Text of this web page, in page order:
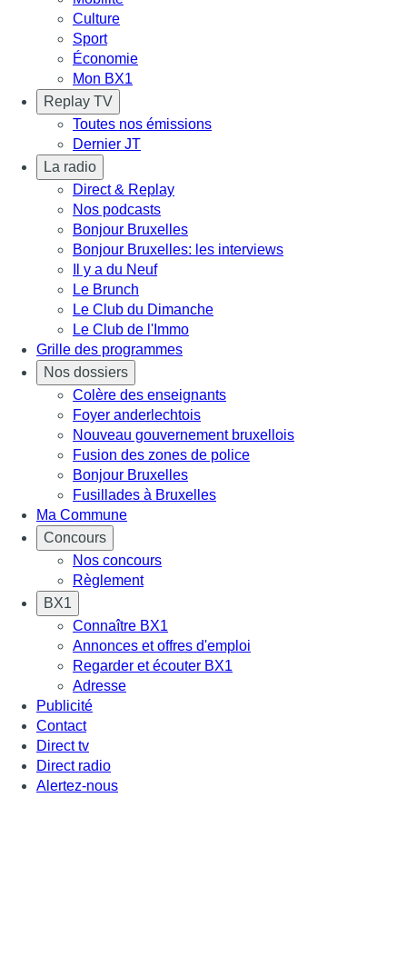
Culture
Sport
Économie
Mon BX1
Replay TV
Toutes nos émissions
Dernier JT
La radio
Direct & Replay
Nos podcasts
Bonjour Bruxelles
Bonjour Bruxelles: les interviews
Il y a du Neuf
Le Brunch
Le Club du Dimanche
Le Club de l'Immo
Grille des programmes
Nos dossiers
Colère des enseignants
Foyer anderlechtois
Nouveau gouvernement bruxellois
Fusion des zones de police
Bonjour Bruxelles
Fusillades à Bruxelles
Ma Commune
Concours
Nos concours
Règlement
BX1
Connaître BX1
Annonces et offres d'emploi
Regarder et écouter BX1
Adresse
Publicité
Contact
Direct tv
Direct radio
Alertez-nous